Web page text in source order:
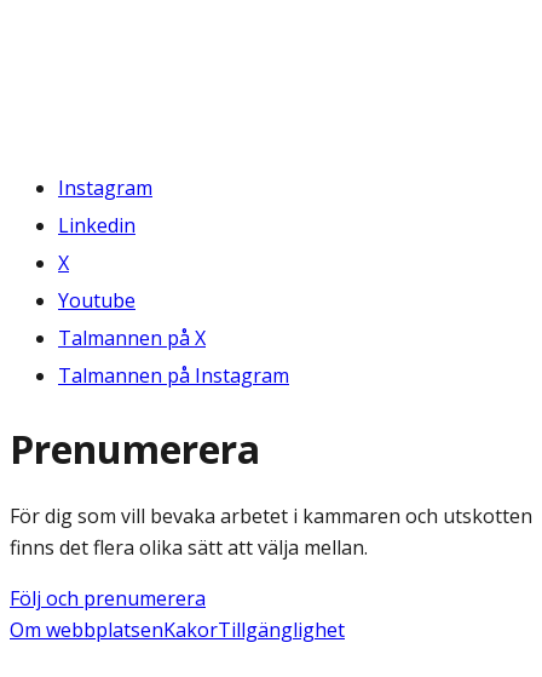
Instagram
Linkedin
X
Youtube
Talmannen på X
Talmannen på Instagram
Prenumerera
För dig som vill bevaka arbetet i kammaren och utskotten
finns det flera olika sätt att välja mellan.
Följ och prenumerera
Om webbplatsenKakorTillgänglighet